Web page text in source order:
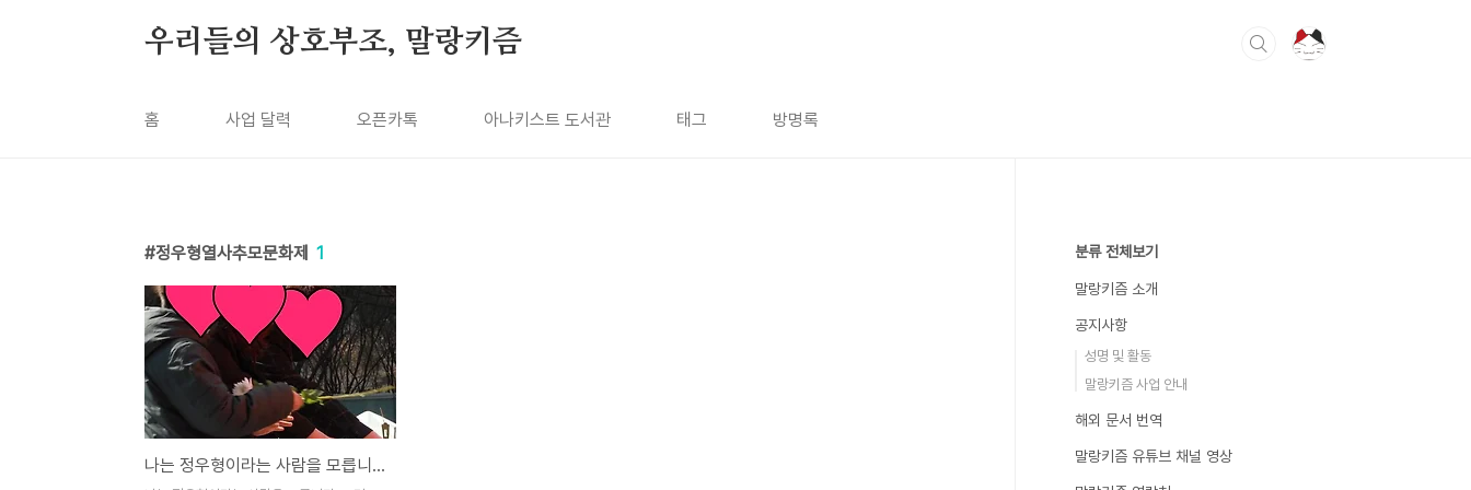
우리들의 상호부조, 말랑키즘
홈 사업 달력 오픈카톡 아나키스트 도서관 태그 방명록
정우형열사추모문화제 1
나는 정우형이라는 사람을 모릅니다, 그러나... ―삼성전자서비스 정우형 열사 추모문화제 및 영결식 연대 보고
분류 전체보기
말랑키즘 소개
공지사항
성명 및 활동
말랑키즘 사업 안내
해외 문서 번역
말랑키즘 유튜브 채널 영상